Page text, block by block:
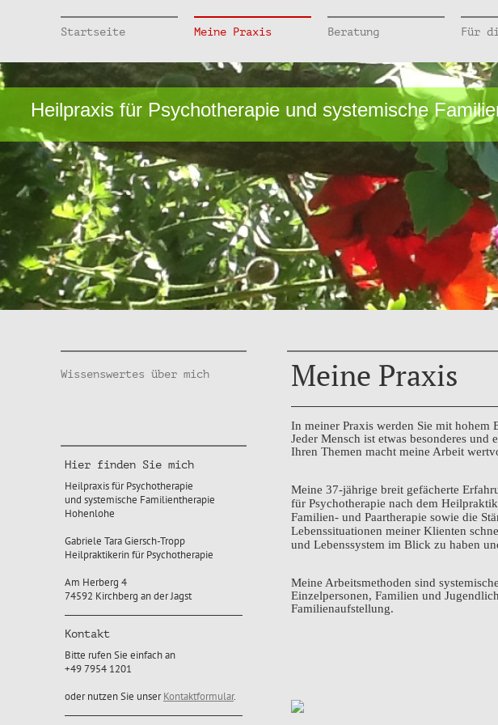
Startseite Meine Praxis Beratung Für
Heilpraxis für Psychotherapie und systemische
Wissenswertes über mich
Hier finden Sie mich
Heilpraxis für Psychotherapie
und systemische Familientherapie
Hohenlohe
Gabriele Tara Giersch-Tropp
Heilpraktikerin für Psychotherapie
Am Herberg 4
74592 Kirchberg an der Jagst
Kontakt
Bitte rufen Sie einfach an
+49 7954 1201
oder nutzen Sie unserKontaktformular.
Meine Praxis
In meiner Praxis werden Sie mit hohem
Jeder Mensch ist etwas besonderes
Ihren Themen macht meine Arbeit
Meine 37-jährige breit gefächerte
für Psychotherapie nach dem
Familien- und Paartherapie sowie die
Lebenssituationen meiner Klienten
und Lebenssystem im Blick zu haben
Meine Arbeitsmethoden sind
Einzelpersonen, Familien und
Familienaufstellung.